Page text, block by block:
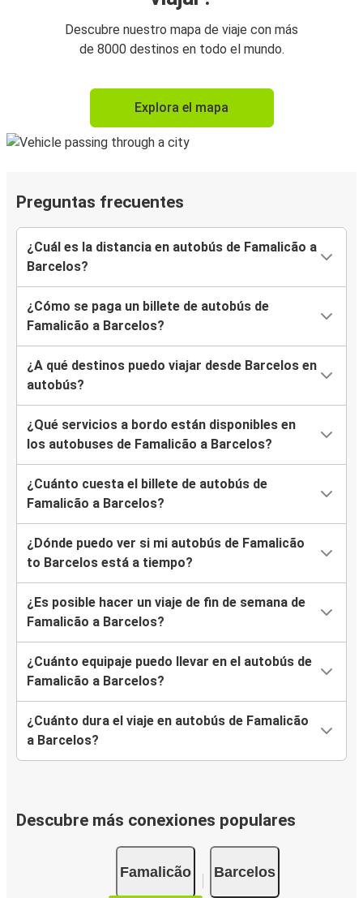
Descubre nuestro mapa de viaje con más
de 8000 destinos en todo el mundo.
Explora el mapa
Preguntas frecuentes
¿Cuál es la distancia en autobús de Famalicão a
Barcelos?
¿Cómo se paga un billete de autobús de
Famalicão a Barcelos?
¿A qué destinos puedo viajar desde Barcelos en
autobús?
¿Qué servicios a bordo están disponibles en
los autobuses de Famalicão a Barcelos?
¿Cuánto cuesta el billete de autobús de
Famalicão a Barcelos?
¿Dónde puedo ver si mi autobús de Famalicão
to Barcelos está a tiempo?
¿Es posible hacer un viaje de fin de semana de
Famalicão a Barcelos?
¿Cuánto equipaje puedo llevar en el autobús de
Famalicão a Barcelos?
¿Cuánto dura el viaje en autobús de Famalicão
a Barcelos?
Descubre más conexiones populares
Famalicão Barcelos